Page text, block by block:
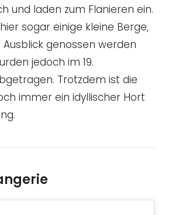
und laden zum Flanieren ein.
sogar einige kleine Berge,
genossen werden
jedoch im 19.
Trotzdem ist die
immer ein idyllischer Hort